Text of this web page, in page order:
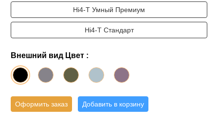
Hi4-T Умный Премиум
Hi4-T Стандарт
Внешний вид Цвет :
Оформить заказ Добавить в корзину